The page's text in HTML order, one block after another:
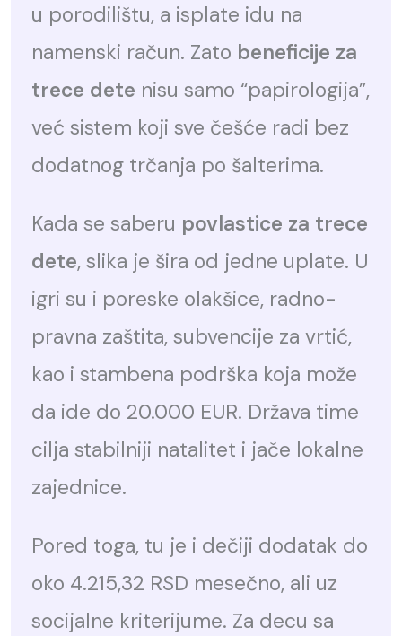
u porodilištu, a isplate idu na
namenski račun. Zato beneficije za
trece dete nisu samo “papirologija”,
već sistem koji sve češće radi bez
dodatnog trčanja po šalterima.
Kada se saberu povlastice za trece
dete, slika je šira od jedne uplate. U
igri su i poreske olakšice, radno-
pravna zaštita, subvencije za vrtić,
kao i stambena podrška koja može
da ide do 20.000 EUR. Država time
cilja stabilniji natalitet i jače lokalne
zajednice.
Pored toga, tu je i dečiji dodatak do
oko 4.215,32 RSD mesečno, ali uz
socijalne kriterijume. Za decu sa